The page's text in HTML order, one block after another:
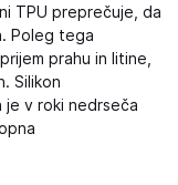
TPU preprečuje, da
Poleg tega
prahu in litine,
Silikon
je v roki nedrseča